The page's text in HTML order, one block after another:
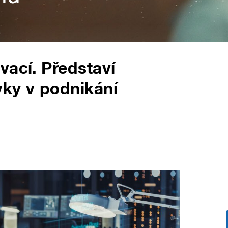
Představí
v podnikání